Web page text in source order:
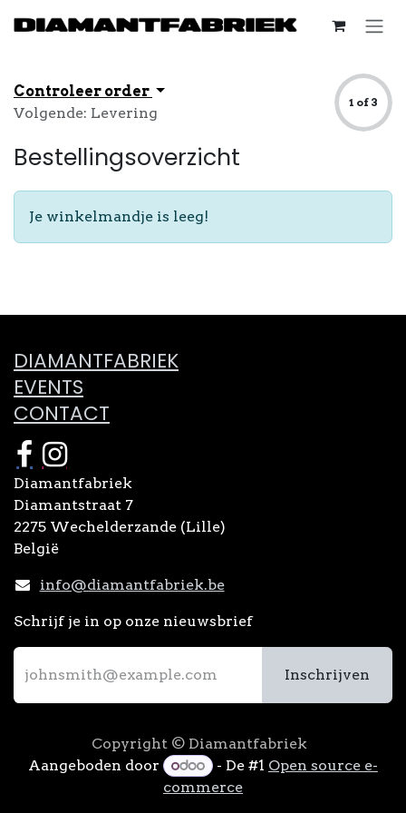
Controleer order
Volgende: Levering
1 of 3
Bestellingsoverzicht
Je winkelmandje is leeg!
D​IA​MAN​TFABRIEK
EVENTS
CONTACT
Diamantfabriek
Diamantstraat 7
2275 Wechelderzande (Lille)
België
info@diamantfabriek.be
Schrijf je in op onze nieuwsbrief
Inschrijven
Copyright © Diamantfabriek
Aangeboden door
- De #1 Open source e-
commerce